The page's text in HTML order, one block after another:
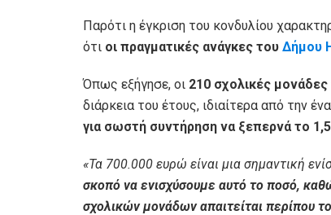
Παρότι η έγκριση του κονδυλίου
ότι οι πραγματικές ανάγκες του Δήμου
Όπως εξήγησε, οι 210 σχολικές
διάρκεια του έτους, ιδιαίτερα από την
για σωστή συντήρηση να ξεπερνά το
«Τα 700.000 ευρώ είναι μια σημαντική
σκοπό να ενισχύσουμε αυτό το ποσό,
σχολικών μονάδων απαιτείται περίπου